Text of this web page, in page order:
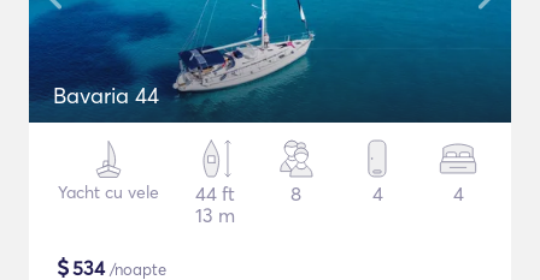
Bavaria 44
Yacht cu vele
44 ft
13 m
8 4 4
$534/noapte